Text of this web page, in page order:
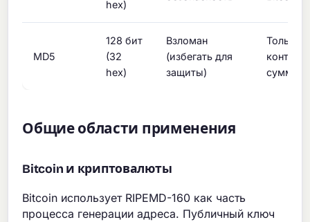
hex)
MD5
128 бит
(32
hex)
Взломан
(избегать для
защиты)
Только
суммы
Общие области применения
Bitcoin и криптовалюты
Bitcoin использует RIPEMD-160 как часть
процесса генерации адреса. Публичный ключ